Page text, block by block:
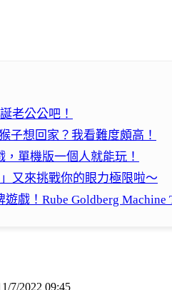
老公公吧！
子想回家？我看難度頗高！
，單機版一個人就能玩！
又來挑戰你的眼力極限啦～
戲！Rube Goldberg Machine
7/2022 09:45